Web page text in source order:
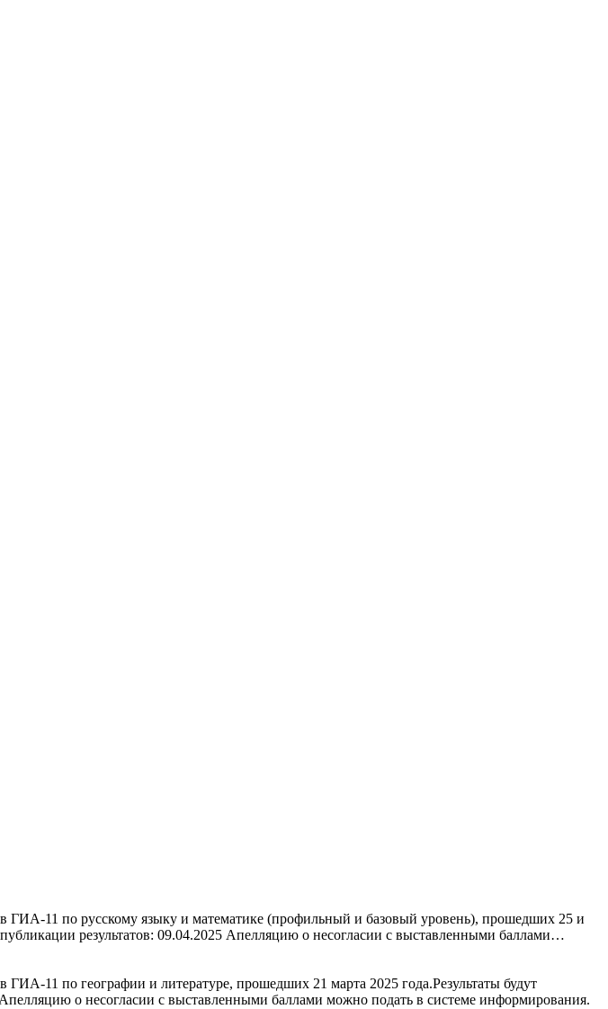
ГИА-11 по русскому языку и математике (профильный и базовый уровень), прошедших 25 и
результатов: 09.04.2025 Апелляцию о несогласии с выставленными баллами…
11 по географии и литературе, прошедших 21 марта 2025 года.Результаты будут
о несогласии с выставленными баллами можно подать в системе информирования.